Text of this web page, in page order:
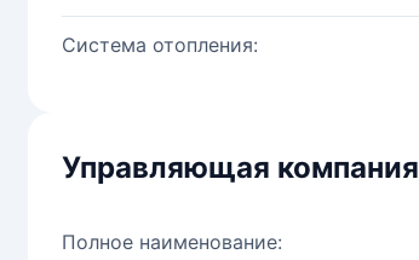
Система отопления:
Управляющая компания
Полное наименование: